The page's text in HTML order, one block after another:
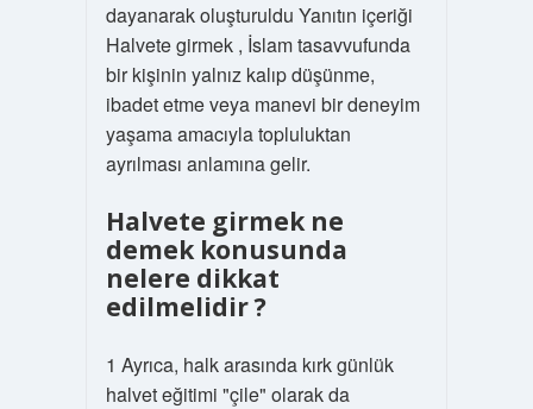
dayanarak oluşturuldu Yanıtın içeriği
Halvete girmek , İslam tasavvufunda
bir kişinin yalnız kalıp düşünme,
ibadet etme veya manevi bir deneyim
yaşama amacıyla topluluktan
ayrılması anlamına gelir.
Halvete girmek ne
demek konusunda
nelere dikkat
edilmelidir ?
1 Ayrıca, halk arasında kırk günlük
halvet eğitimi "çile" olarak da